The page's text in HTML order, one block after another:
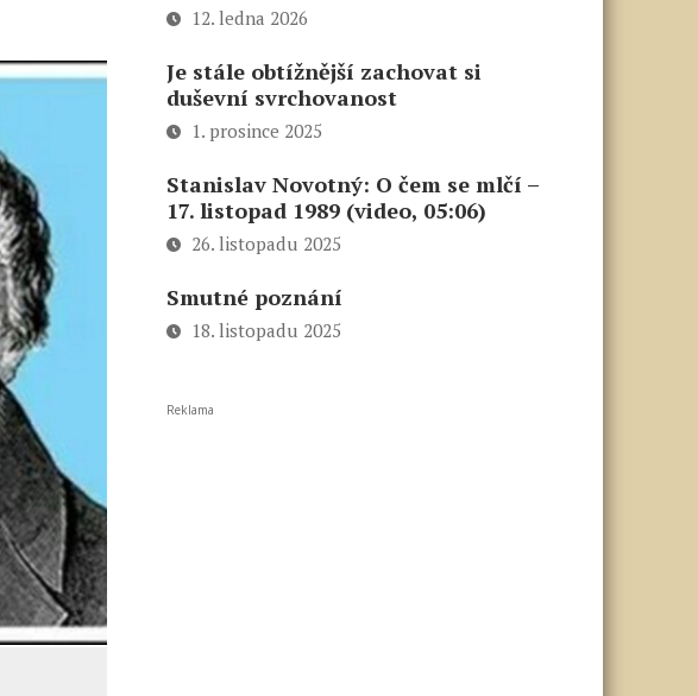
12. ledna 2026
Je stále obtížnější zachovat si
duševní svrchovanost
1. prosince 2025
Stanislav Novotný: O čem se mlčí –
17. listopad 1989 (video, 05:06)
26. listopadu 2025
Smutné poznání
18. listopadu 2025
Reklama